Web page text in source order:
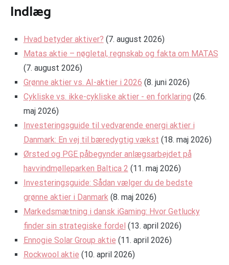
Indlæg
Hvad betyder aktiver? (7. august 2026)
Matas aktie – nøgletal, regnskab og fakta om MATAS
(7. august 2026)
Grønne aktier vs. AI-aktier i 2026 (8. juni 2026)
Cykliske vs. ikke-cykliske aktier - en forklaring (26.
maj 2026)
Investeringsguide til vedvarende energi aktier i
Danmark: En vej til bæredygtig vækst (18. maj 2026)
Ørsted og PGE påbegynder anlægsarbejdet på
havvindmølleparken Baltica 2 (11. maj 2026)
Investeringsguide: Sådan vælger du de bedste
grønne aktier i Danmark (8. maj 2026)
Markedsmætning i dansk iGaming: Hvor Getlucky
finder sin strategiske fordel (13. april 2026)
Ennogie Solar Group aktie (11. april 2026)
Rockwool aktie (10. april 2026)